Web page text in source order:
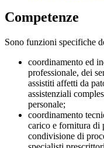
Competenze
Sono funzioni specifiche
coordinamento ed
professionale, dei
assistiti affetti da
assistenziali
personale;
coordinamento
carico e fornitura di
condivisione di